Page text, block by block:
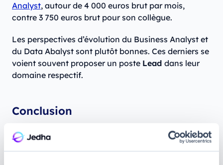
Analyst, autour de 4 000 euros brut par mois,
contre 3 750 euros brut pour son collègue.
Les perspectives d’évolution du Business Analyst et
du Data Abalyst sont plutôt bonnes. Ces derniers se
voient souvent proposer un poste Lead dans leur
domaine respectif.
Conclusion
Le Business Analyst et le Data Analyst sont tous
deux amenés à travailler sur les données d’une